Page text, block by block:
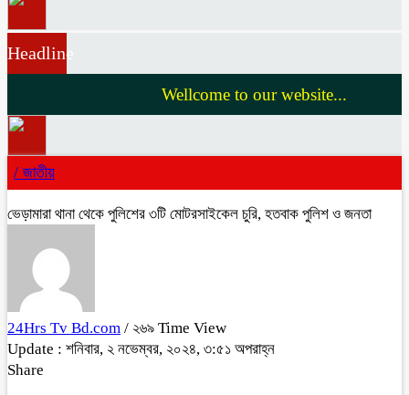
Headline
Wellcome to our website...
/ জাতীয়
ভেড়ামারা থানা থেকে পুলিশের ৩টি মোটরসাইকেল চুরি, হতবাক পুলিশ ও জনতা
24Hrs Tv Bd.com / ২৬৯ Time View
Update : শনিবার, ২ নভেম্বর, ২০২৪, ৩:৫১ অপরাহ্ন
Share